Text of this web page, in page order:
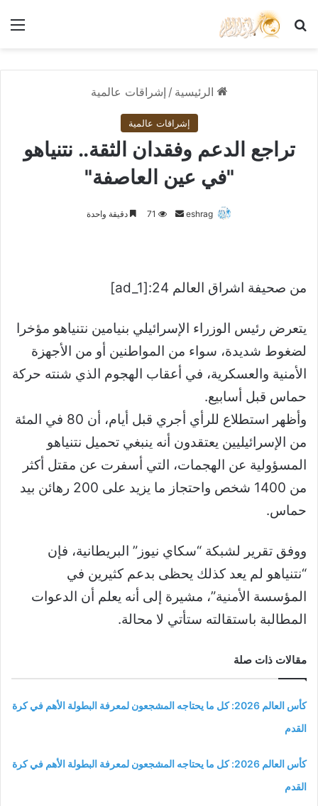
بحث عن
الرئيسية / إشراقات عالمية
إشراقات عالمية
تراجع الدعم وفقدان الثقة.. نتنياهو
"في عين العاصفة"
eshrag
أرسل 71 دقيقة واحدة
من صحيفة اشراق العالم 24:[ad_1]
يتعرض رئيس الوزراء الإسرائيلي بنيامين نتنياهو مؤخرا
لضغوط شديدة، سواء من المواطنين أو من الأجهزة
الأمنية والعسكرية، في أعقاب الهجوم الذي شنته حركة
حماس قبل أسابيع.
وأظهر استطلاع للرأي أجري قبل أيام، أن 80 في المئة
من الإسرائيليين يعتقدون أنه ينبغي تحميل نتنياهو
المسؤولية عن الهجمات، التي أسفرت عن مقتل أكثر
من 1400 شخص واحتجاز ما يزيد على 200 رهائن بيد
حماس.
ووفق تقرير لشبكة “سكاي نيوز” البريطانية، فإن
“نتنياهو لم يعد كذلك يحظى بدعم كثيرين في
المؤسسة الأمنية”، مشيرة إلى أنه يعلم أن الدعوات
المطالبة باستقالته ستأتي لا محالة.
مقالات ذات صلة
كأس العالم 2026: كل ما يحتاجه المشجعون لمعرفة البطولة الأهم في كرة
القدم
كأس العالم 2026: كل ما يحتاجه المشجعون لمعرفة البطولة الأهم في كرة
القدم